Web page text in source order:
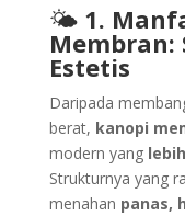
🌤️ 1.
Membran:
Estetis
Daripada
berat, kanopi
modern yang
Strukturnya yang
menahan panas,